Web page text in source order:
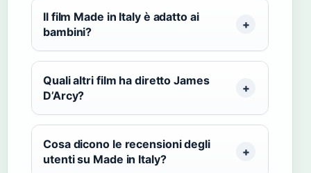
Il film Made in Italy è adatto ai
bambini?
Quali altri film ha diretto James
D’Arcy?
Cosa dicono le recensioni degli
utenti su Made in Italy?